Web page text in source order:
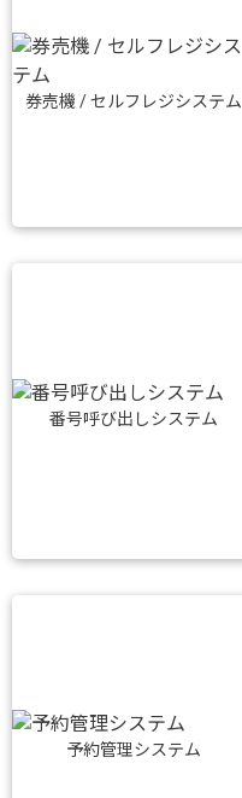
券売機 / セルフレジシステム
番号呼び出しシステム
予約管理システム